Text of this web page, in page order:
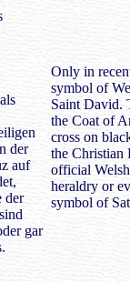
der
auf
der
gar
Only in
symbol of
Saint David.
the Coat of
cross on
the Christian
official
heraldry or
symbol of